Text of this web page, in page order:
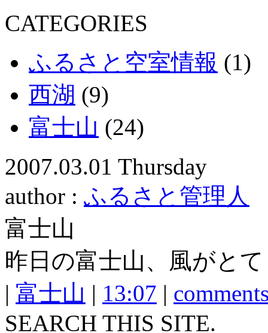
CATEGORIES
ふるさと空室情報 (1)
西湖 (9)
富士山 (24)
2007.03.01 Thursday
author : ふるさと管理人
富士山
昨日の富士山、風がと
| 富士山 | 13:07 |
SEARCH THIS SITE.